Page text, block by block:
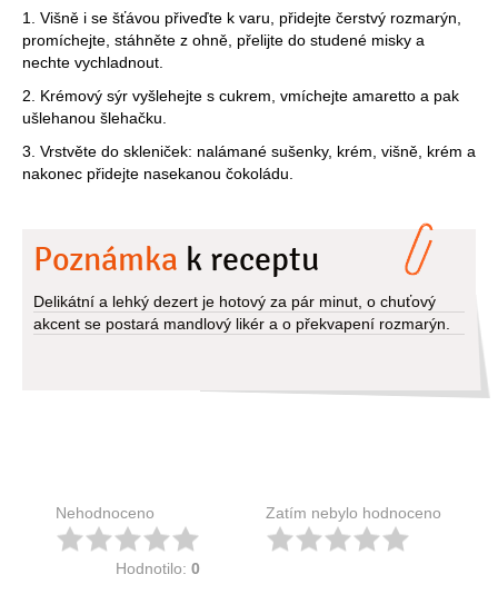
1. Višně i se šťávou přiveďte k varu, přidejte čerstvý rozmarýn,
promíchejte, stáhněte z ohně, přelijte do studené misky a
nechte vychladnout.
2. Krémový sýr vyšlehejte s cukrem, vmíchejte amaretto a pak
ušlehanou šlehačku.
3. Vrstvěte do skleniček: nalámané sušenky, krém, višně, krém a
nakonec přidejte nasekanou čokoládu.
Poznámka k receptu
Delikátní a lehký dezert je hotový za pár minut, o chuťový
akcent se postará mandlový likér a o překvapení rozmarýn.
Nehodnoceno
Hodnotilo: 0
Zatím nebylo hodnoceno